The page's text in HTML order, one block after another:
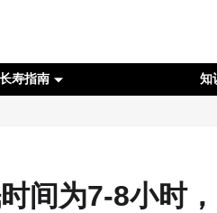
长寿指南 知
间为7-8小时